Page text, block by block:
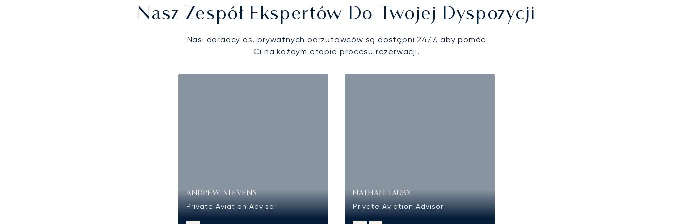
Nasz Zespół Ekspertów Do Twojej Dyspozycji
Nasi doradcy ds. prywatnych odrzutowców są dostępni 24/7, aby pomóc
Ci na każdym etapie procesu rezerwacji.
ANDREW STEVENS
Private Aviation Advisor
NATHAN TAUBY
Private Aviation Advisor